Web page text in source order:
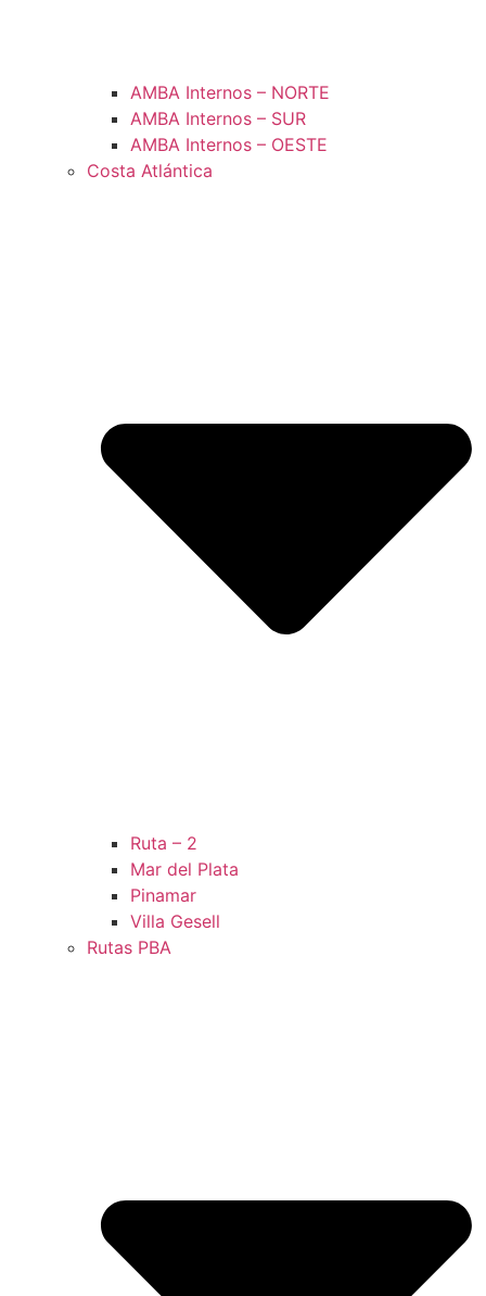
AMBA Internos – NORTE
AMBA Internos – SUR
AMBA Internos – OESTE
Costa Atlántica
Ruta – 2
Mar del Plata
Pinamar
Villa Gesell
Rutas PBA